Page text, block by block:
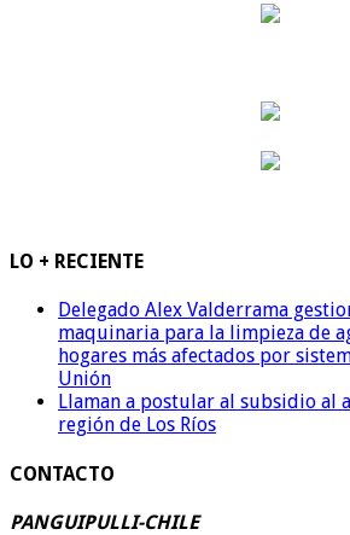
LO + RECIENTE
Delegado Alex Valderrama
maquinaria para la limpieza de
hogares más afectados por
Unión
Llaman a postular al subsidio al
región de Los Ríos
CONTACTO
PANGUIPULLI-CHILE